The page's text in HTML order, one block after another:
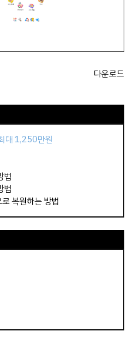
다운로드
대 1,250만원
법
법
복원하는 방법